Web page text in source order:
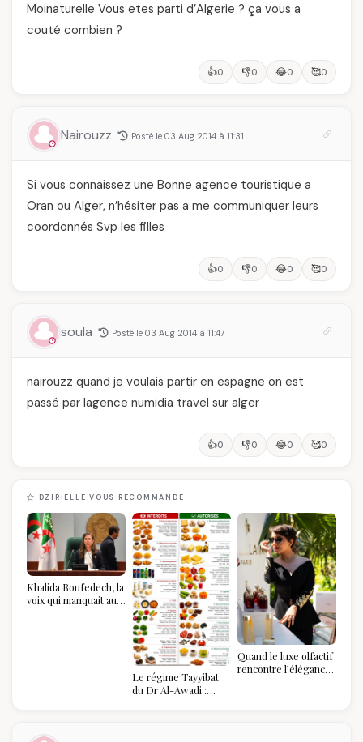
Moinaturelle Vous etes parti d’Algerie ? ça vous a
couté combien ?
👍0 👎0 😂0 🥰0
Nairouzz Posté le 03 Aug 2014 à 11:31
Si vous connaissez une Bonne agence touristique a
Oran ou Alger, n’hésiter pas a me communiquer leurs
coordonnés Svp les filles
👍0 👎0 😂0 🥰0
soula Posté le 03 Aug 2014 à 11:47
nairouzz quand je voulais partir en espagne on est
passé par lagence numidia travel sur alger
👍0 👎0 😂0 🥰0
DZIRIELLE VOUS RECOMMANDE
Khalida Boufedech, la
voix qui manquait au
Le régime Tayyibat
du Dr Al-Awadi :
Quand le luxe olfactif
rencontre l’élégance